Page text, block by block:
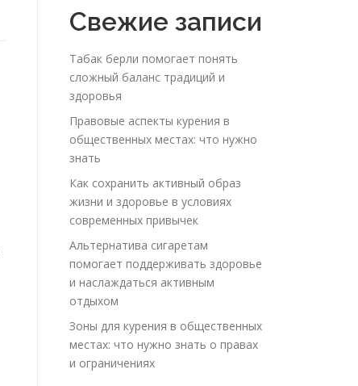
Свежие записи
Табак берли помогает понять
сложный баланс традиций и
здоровья
Правовые аспекты курения в
общественных местах: что нужно
знать
Как сохранить активный образ
жизни и здоровье в условиях
современных привычек
Альтернатива сигаретам
помогает поддерживать здоровье
и наслаждаться активным
отдыхом
Зоны для курения в общественных
местах: что нужно знать о правах
и ограничениях